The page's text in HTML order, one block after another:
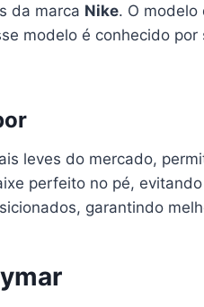
da marca Nike. O modelo
modelo é conhecido
leves do mercado,
perfeito no pé,
garantindo